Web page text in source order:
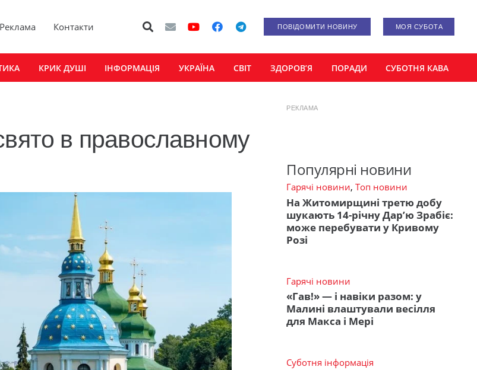
Реклама Контакти ПОВІДОМИТИ НОВИНУ МОЯ СУБОТА
КРИК ДУШІ ІНФОРМАЦІЯ УКРАЇНА СВІТ ЗДОРОВ’Я ПОРАДИ СУБОТНЯ КАВА
в православному
РЕКЛАМА
Популярні новини
Гарячі новини, Топ новини
На Житомирщині третю добу
шукають 14-річну Дар’ю Зрабіє:
може перебувати у Кривому
Розі
Гарячі новини
«Гав!» — і навіки разом: у
Малині влаштували весілля
для Макса і Мері
Суботня інформація